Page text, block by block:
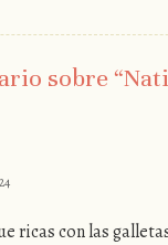
sobre “
ricas con las